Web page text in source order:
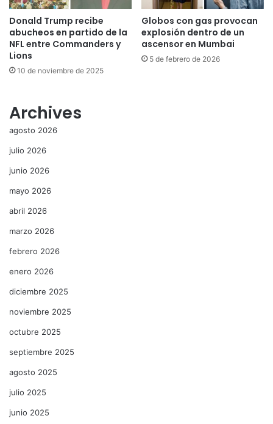
Donald Trump recibe
abucheos en partido de la
NFL entre Commanders y
Lions
10 de noviembre de 2025
Globos con gas provocan
explosión dentro de un
ascensor en Mumbai
5 de febrero de 2026
Archives
agosto 2026
julio 2026
junio 2026
mayo 2026
abril 2026
marzo 2026
febrero 2026
enero 2026
diciembre 2025
noviembre 2025
octubre 2025
septiembre 2025
agosto 2025
julio 2025
junio 2025